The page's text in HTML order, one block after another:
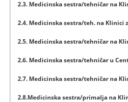
2.3. Medicinska sestra/tehničar na
2.4. Medicinska sestra/teh. na
2.5. Medicinska sestra/tehničar na
2.6. Medicinska sestra/tehničar u
2.7. Medicinska sestra/tehničar na
2.8.Medicinska sestra/primalja na